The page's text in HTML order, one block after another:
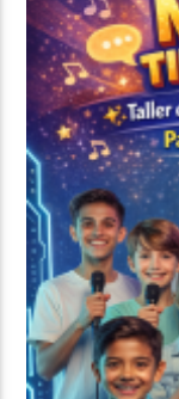
CURRENT SHOW
3:00
Beone Radio